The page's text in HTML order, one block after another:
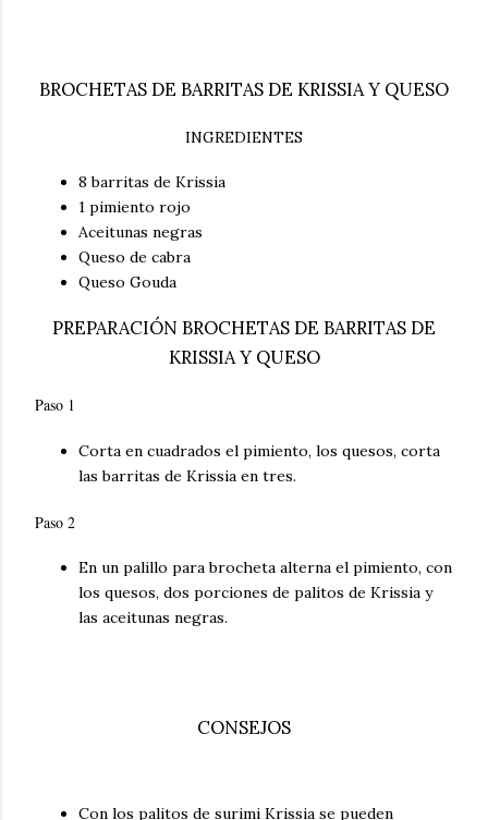
BROCHETAS DE BARRITAS DE KRISSIA Y QUESO
INGREDIENTES
8 barritas de Krissia
1 pimiento rojo
Aceitunas negras
Queso de cabra
Queso Gouda
PREPARACIÓN BROCHETAS DE BARRITAS DE
KRISSIA Y QUESO
Paso 1
Corta en cuadrados el pimiento, los quesos, corta
las barritas de Krissia en tres.
Paso 2
En un palillo para brocheta alterna el pimiento, con
los quesos, dos porciones de palitos de Krissia y
las aceitunas negras.
CONSEJOS
Con los palitos de surimi Krissia se pueden